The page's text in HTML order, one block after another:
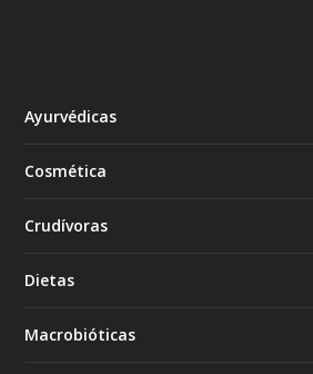
Ayurvédicas
Cosmética
Crudívoras
Dietas
Macrobióticas